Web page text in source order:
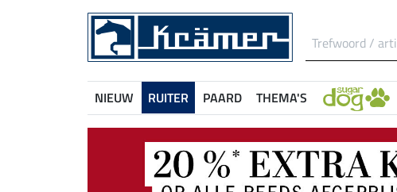
NIEUW RUITER PAARD THEMA'S